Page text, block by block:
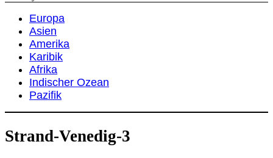
Europa
Asien
Amerika
Karibik
Afrika
Indischer Ozean
Pazifik
Strand-Venedig-3